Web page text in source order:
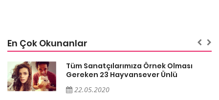
En Çok Okunanlar
Tüm Sanatçılarımıza Örnek Olması
Gereken 23 Hayvansever Ünlü
22.05.2020